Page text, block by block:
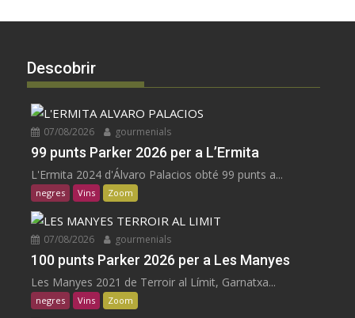
Descobrir
07/08/2026 gourmenials
99 punts Parker 2026 per a L’Ermita
L'Ermita 2024 d'Álvaro Palacios obté 99 punts a...
negres Vins Zoom
07/08/2026 gourmenials
100 punts Parker 2026 per a Les Manyes
Les Manyes 2021 de Terroir al Límit, Garnatxa...
negres Vins Zoom